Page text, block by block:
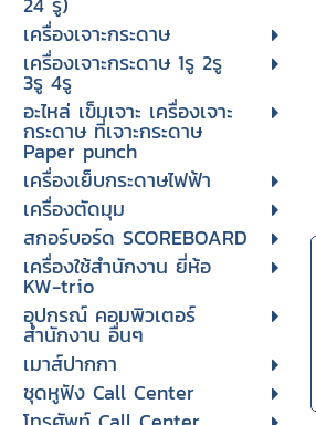
เครื่องเจาะกระดาษ
เครื่องเจาะกระดาษ 1รู 2รู
3รู 4รู
อะไหล่ เข็มเจาะ เครื่องเจาะ
กระดาษ ที่เจาะกระดาษ
Paper punch
เครื่องเย็บกระดาษไฟฟ้า
เครื่องตัดมุม
สกอร์บอร์ด SCOREBOARD
เครื่องใช้สำนักงาน ยี่ห้อ
KW-trio
อุปกรณ์ คอมพิวเตอร์
สำนักงาน อื่นๆ
เมาส์ปากกา
ชุดหูฟัง Call Center